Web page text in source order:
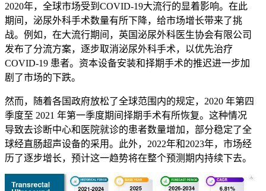
2020年，全球市场受到COVID-19大流行的显着影响。在此
期间，泌尿外科手术数量有所下降，给市场增长带来了挑
战。例如，在大流行期间，英国泌尿外科医生协会有限公司
发布了分流方案，逐步取消泌尿外科手术，以优先治疗
COVID-19 患者。资本设备安装和择期手术的推迟进一步加
剧了市场的下跌。
然而，随着各国政府放松了全球范围内的规定，2020 年第四
季度至 2021 年第一季度期间择期手术有所恢复。这种情况
导致去诊断中心和医院就诊的患者数量增加，部分稳定了全
球经直肠超声设备的采用。此外，2022年和2023年，市场经
历了逐步增长，预计这一趋势将在整个预测期内持续下去。